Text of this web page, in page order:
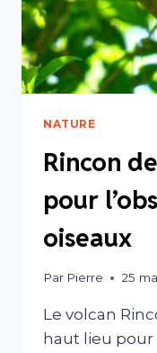
NATURE
Rincon
pour
oiseaux
Par Pierre 25
Le volcan
haut lieu pour